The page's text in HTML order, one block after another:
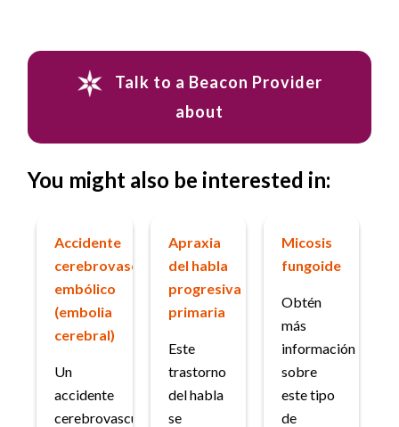
Talk to a Beacon Provider
about
You might also be interested in:
Accidente
cerebrovascular
embólico
(embolia
cerebral)
Un
accidente
cerebrovascular
Apraxia
del habla
progresiva
primaria
Este
trastorno
del habla
se
Micosis
fungoide
Obtén
más
información
sobre
este tipo
de